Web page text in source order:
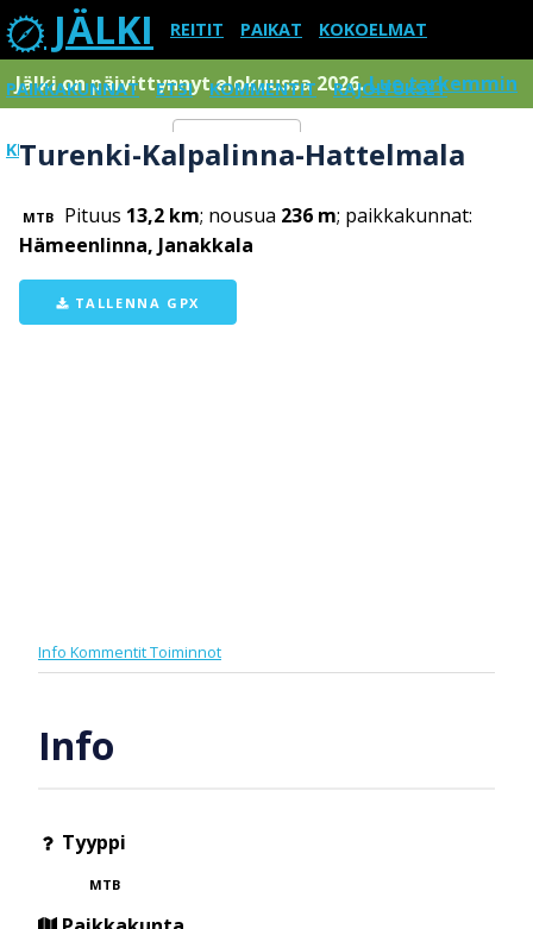
JÄLKI REITIT PAIKAT KOKOELMAT
PAIKKAKUNNAT ETSI KOMMENTIT RAJOITUKSET
KIRJAUDU SISÄÄN Menu
Jälki on päivittynnyt elokuussa 2026.Lue tarkemmin
Turenki-Kalpalinna-Hattelmala
MTB Pituus 13,2 km; nousua 236 m; paikkakunnat:
Hämeenlinna, Janakkala
TALLENNA GPX
Info KommentitToiminnot
Info
Tyyppi
MTB